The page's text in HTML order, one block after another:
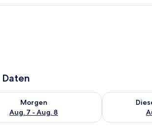
6 - Aug. 7.
Morgen
Aug. 7 - Aug. 8
die Verfügbarkeit für morgen, Aug. 7 -
Überprüfe